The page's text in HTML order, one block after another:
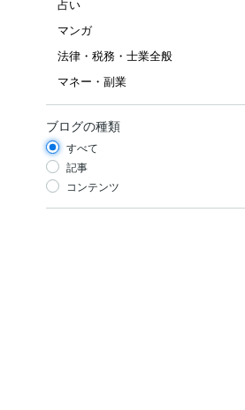
占い
マンガ
法律・税務・士業全般
マネー・副業
ブログの種類
すべて
記事
コンテンツ